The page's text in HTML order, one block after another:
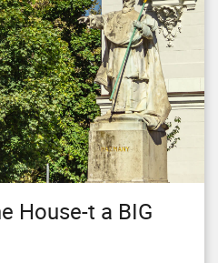
House-t a BIG